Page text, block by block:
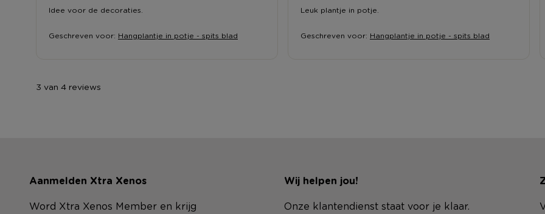
Idee voor de decoraties.
Geschreven voor: Hangplantje in potje - spits blad
Leuk plantje in potje.
Geschreven voor: Hangplantje in potje - spits blad
3 van 4 reviews
Aanmelden Xtra Xenos
Word Xtra Xenos Member en krijg
Wij helpen jou!
Onze klantendienst staat voor je klaar.